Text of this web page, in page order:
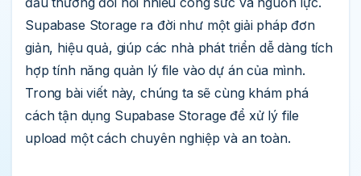
Supabase Storage ra đời như một giải pháp đơn
giản, hiệu quả, giúp các nhà phát triển dễ dàng tích
hợp tính năng quản lý file vào dự án của mình.
Trong bài viết này, chúng ta sẽ cùng khám phá
cách tận dụng Supabase Storage để xử lý file
upload một cách chuyên nghiệp và an toàn.